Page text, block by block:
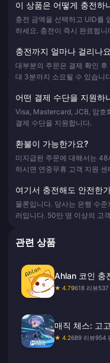
이 상품은 어떻게 충전하
충전 금액을 선택하고 UID를
하세요. 충전이 즉시 완료됩니
충전까지 얼마나 걸리나
대부분의 주문은 결제 확인
대 3분까지 소요될 수 있습니
어떤 결제 수단을 지원하
Visa, Mastercard, JCB, 암호
결제 수단을 지원합니다.
환불이 가능한가요?
미지급된 주문에 대해서는
하시면 연중무휴 고객 지원
여기서 충전해도 안전한
물론입니다. 당사는 은행 수
러입니다. 50만 명 이상의 고
관련 상품
Ahlan 코인 충
★ 4.79618 리뷰537
매직 체스: 고
★ 4.2689 리뷰954